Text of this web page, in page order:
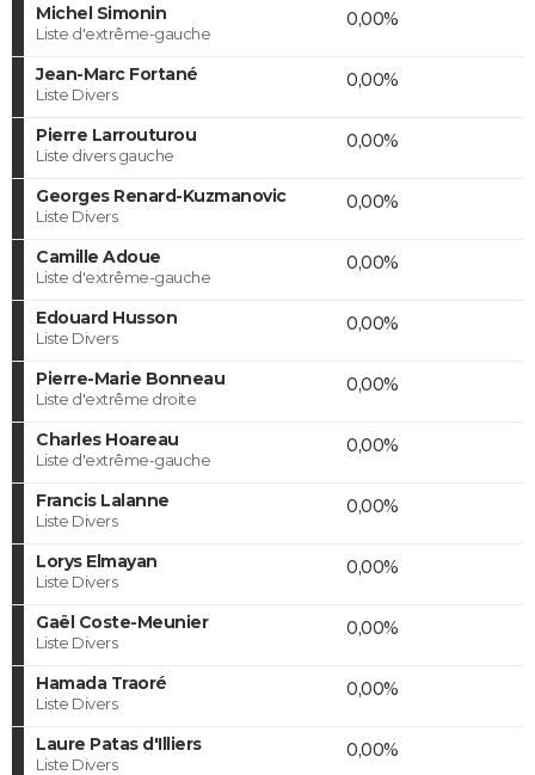
Michel Simonin
Liste d'extrême-gauche
0,00%
Jean-Marc Fortané
Liste Divers
0,00%
Pierre Larrouturou
Liste divers gauche
0,00%
Georges Renard-Kuzmanovic
Liste Divers
0,00%
Camille Adoue
Liste d'extrême-gauche
0,00%
Edouard Husson
Liste Divers
0,00%
Pierre-Marie Bonneau
Liste d'extrême droite
0,00%
Charles Hoareau
Liste d'extrême-gauche
0,00%
Francis Lalanne
Liste Divers
0,00%
Lorys Elmayan
Liste Divers
0,00%
Gaël Coste-Meunier
Liste Divers
0,00%
Hamada Traoré
Liste Divers
0,00%
Laure Patas d'Illiers
Liste Divers
0,00%